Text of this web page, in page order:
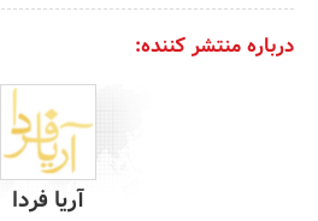
درباره منتشر کننده:
آریا فردا